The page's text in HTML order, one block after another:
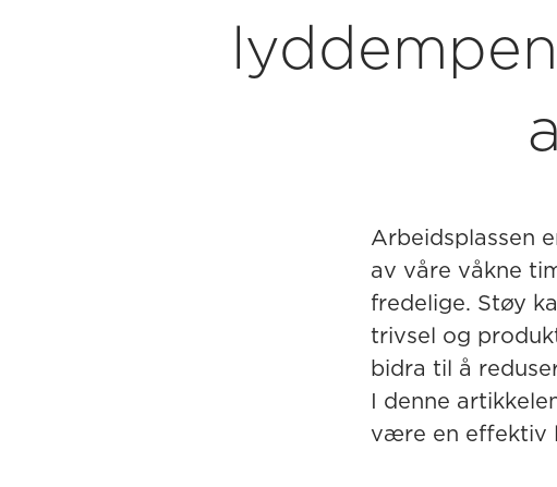
Arbeidsplassen
av våre våkne
fredelige. Støy
trivsel og
bidra til å
I denne
være en effektiv